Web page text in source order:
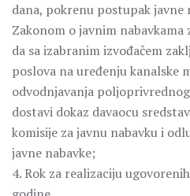
dana, pokrenu postupak javne
Zakonom o javnim nabavkama
da sa izabranim izvođačem
poslova na uređenju kanalske
odvodnjavanja
dostavi dokaz davaocu
komisije za javnu nabavku i
javne nabavke;
4. Rok za realizaciju